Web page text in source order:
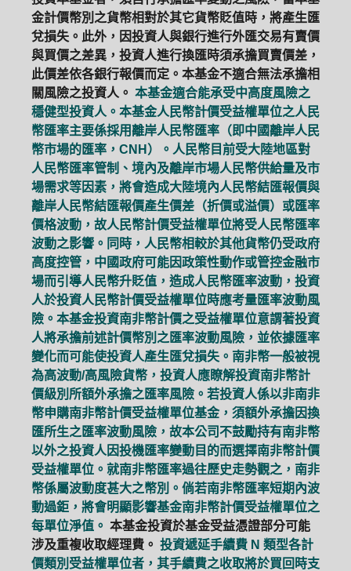
金計價幣別之貨幣相對於其它貨幣貶值時，將產生匯
兌損失。此外，因投資人與銀行進行外匯交易有賣價
與買價之差異，投資人進行換匯時須承擔買賣價差，
此價差依各銀行報價而定。本基金不適合無法承擔相
關風險之投資人。 本基金適合能承受中高度風險之
穩健型投資人。本基金人民幣計價受益權單位之人民
幣匯率主要係採用離岸人民幣匯率（即中國離岸人民
幣市場的匯率，CNH）。人民幣目前受大陸地區對
人民幣匯率管制、境內及離岸市場人民幣供給量及市
場需求等因素，將會造成大陸境內人民幣結匯報價與
離岸人民幣結匯報價產生價差（折價或溢價）或匯率
價格波動，故人民幣計價受益權單位將受人民幣匯率
波動之影響。同時，人民幣相較於其他貨幣仍受政府
高度控管，中國政府可能因政策性動作或管控金融市
場而引導人民幣升貶值，造成人民幣匯率波動，投資
人於投資人民幣計價受益權單位時應考量匯率波動風
險。本基金投資南非幣計價之受益權單位意謂著投資
人將承擔前述計價幣別之匯率波動風險，並依據匯率
變化而可能使投資人產生匯兌損失。南非幣一般被視
為高波動/高風險貨幣，投資人應瞭解投資南非幣計
價級別所額外承擔之匯率風險。若投資人係以非南非
幣申購南非幣計價受益權單位基金，須額外承擔因換
匯所生之匯率波動風險，故本公司不鼓勵持有南非幣
以外之投資人因投機匯率變動目的而選擇南非幣計價
受益權單位。就南非幣匯率過往歷史走勢觀之，南非
幣係屬波動度甚大之幣別。倘若南非幣匯率短期內波
動過鉅，將會明顯影響基金南非幣計價受益權單位之
每單位淨值。 本基金投資於基金受益憑證部分可能
涉及重複收取經理費。 投資遞延手續費 N 類型各計
價類別受益權單位者，其手續費之收取將於買回時支